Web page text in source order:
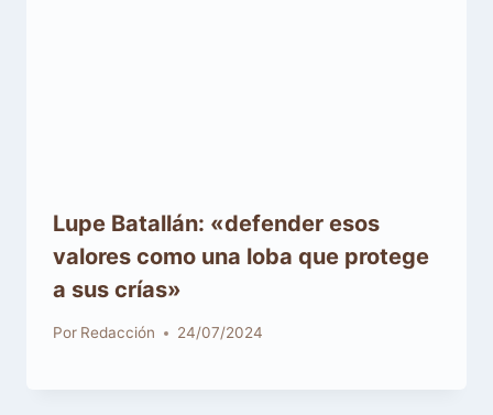
Lupe Batallán: «defender esos
valores como una loba que protege
a sus crías»
Por Redacción 24/07/2024